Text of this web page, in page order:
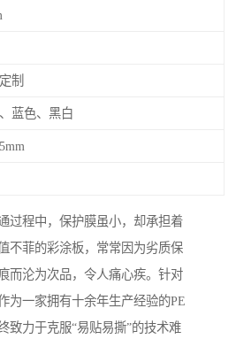
制
蓝色、黑白
过程中，保护膜虽小，却承担着
不菲的彩涂板，常常因为劣质保
而沦为次品，令人痛心疾。针对
为一家拥有十余年生产经验的PE
致力于克服“易贴易撕”的技术难